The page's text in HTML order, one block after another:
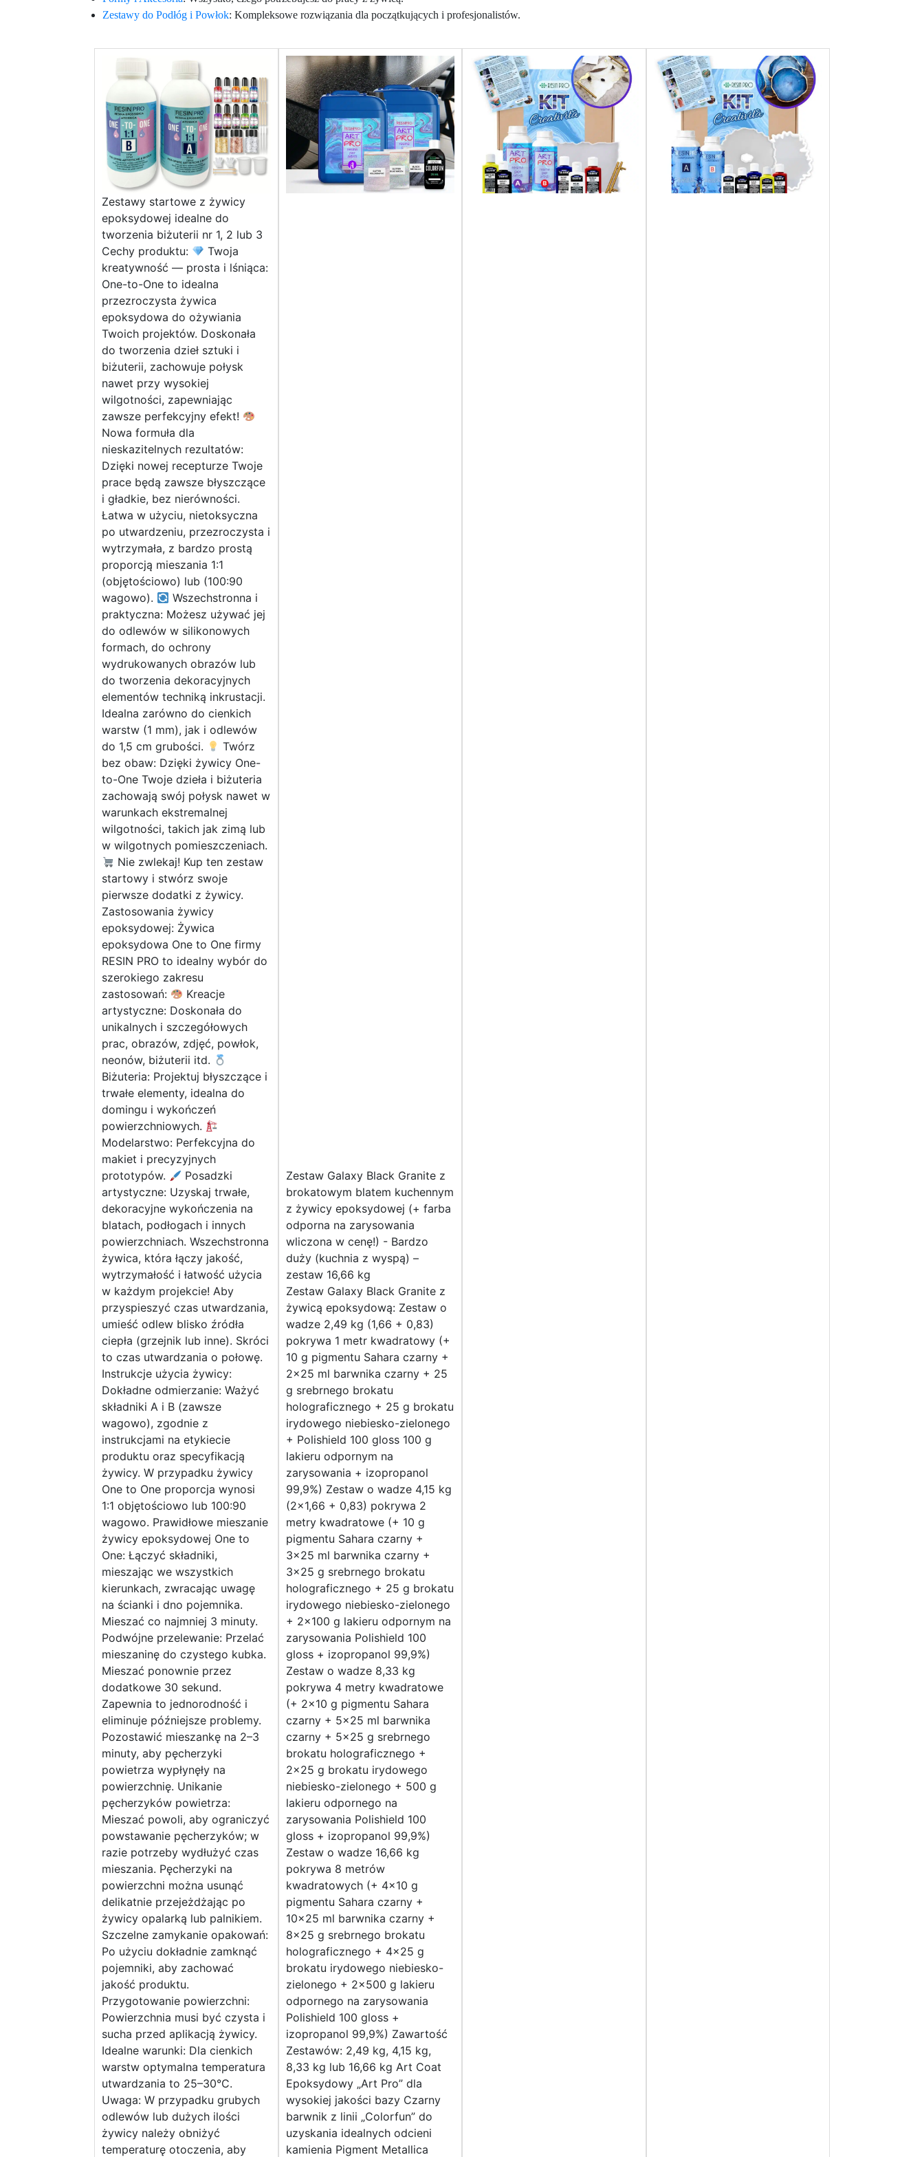
Zestawy do Podłóg i Powłok: Kompleksowe rozwiązania dla początkujących i profesjonalistów.
Zestawy startowe z żywicy
epoksydowej idealne do
tworzenia biżuterii nr 1, 2 lub 3
Cechy produktu:
Twoja
kreatywność — prosta i lśniąca:
One-to-One to idealna
przezroczysta żywica
epoksydowa do ożywiania
Twoich projektów. Doskonała
do tworzenia dzieł sztuki i
biżuterii, zachowuje połysk
nawet przy wysokiej
wilgotności, zapewniając
zawsze perfekcyjny efekt!
Nowa formuła dla
nieskazitelnych rezultatów:
Dzięki nowej recepturze Twoje
prace będą zawsze błyszczące
i gładkie, bez nierówności.
Łatwa w użyciu, nietoksyczna
po utwardzeniu, przezroczysta i
wytrzymała, z bardzo prostą
proporcją mieszania 1:1
(objętościowo) lub (100:90
wagowo).
Wszechstronna i
praktyczna: Możesz używać jej
do odlewów w silikonowych
formach, do ochrony
wydrukowanych obrazów lub
do tworzenia dekoracyjnych
elementów techniką inkrustacji.
Idealna zarówno do cienkich
warstw (1 mm), jak i odlewów
do 1,5 cm grubości.
Twórz
bez obaw: Dzięki żywicy One-
to-One Twoje dzieła i biżuteria
zachowają swój połysk nawet w
warunkach ekstremalnej
wilgotności, takich jak zimą lub
w wilgotnych pomieszczeniach.
Nie zwlekaj! Kup ten zestaw
startowy i stwórz swoje
pierwsze dodatki z żywicy.
Zastosowania żywicy
epoksydowej: Żywica
epoksydowa One to One firmy
RESIN PRO to idealny wybór do
szerokiego zakresu
zastosowań:
Kreacje
artystyczne: Doskonała do
unikalnych i szczegółowych
prac, obrazów, zdjęć, powłok,
neonów, biżuterii itd.
Biżuteria: Projektuj błyszczące i
trwałe elementy, idealna do
domingu i wykończeń
powierzchniowych.
Modelarstwo: Perfekcyjna do
makiet i precyzyjnych
prototypów.
Posadzki
artystyczne: Uzyskaj trwałe,
dekoracyjne wykończenia na
blatach, podłogach i innych
powierzchniach. Wszechstronna
żywica, która łączy jakość,
wytrzymałość i łatwość użycia
w każdym projekcie! Aby
przyspieszyć czas utwardzania,
umieść odlew blisko źródła
ciepła (grzejnik lub inne). Skróci
to czas utwardzania o połowę.
Instrukcje użycia żywicy:
Dokładne odmierzanie: Ważyć
składniki A i B (zawsze
wagowo), zgodnie z
instrukcjami na etykiecie
produktu oraz specyfikacją
żywicy. W przypadku żywicy
One to One proporcja wynosi
1:1 objętościowo lub 100:90
wagowo. Prawidłowe mieszanie
żywicy epoksydowej One to
One: Łączyć składniki,
mieszając we wszystkich
kierunkach, zwracając uwagę
na ścianki i dno pojemnika.
Mieszać co najmniej 3 minuty.
Podwójne przelewanie: Przelać
mieszaninę do czystego kubka.
Mieszać ponownie przez
dodatkowe 30 sekund.
Zapewnia to jednorodność i
eliminuje późniejsze problemy.
Pozostawić mieszankę na 2–3
minuty, aby pęcherzyki
powietrza wypłynęły na
powierzchnię. Unikanie
pęcherzyków powietrza:
Mieszać powoli, aby ograniczyć
powstawanie pęcherzyków; w
razie potrzeby wydłużyć czas
mieszania. Pęcherzyki na
powierzchni można usunąć
delikatnie przejeżdżając po
żywicy opalarką lub palnikiem.
Szczelne zamykanie opakowań:
Po użyciu dokładnie zamknąć
pojemniki, aby zachować
jakość produktu.
Przygotowanie powierzchni:
Powierzchnia musi być czysta i
sucha przed aplikacją żywicy.
Idealne warunki: Dla cienkich
warstw optymalna temperatura
utwardzania to 25–30°C.
Uwaga: W przypadku grubych
odlewów lub dużych ilości
żywicy należy obniżyć
temperaturę otoczenia, aby
Zestaw Galaxy Black Granite z
brokatowym blatem kuchennym
z żywicy epoksydowej (+ farba
odporna na zarysowania
wliczona w cenę!) - Bardzo
duży (kuchnia z wyspą) –
zestaw 16,66 kg
Zestaw Galaxy Black Granite z
żywicą epoksydową: Zestaw o
wadze 2,49 kg (1,66 + 0,83)
pokrywa 1 metr kwadratowy (+
10 g pigmentu Sahara czarny +
2×25 ml barwnika czarny + 25
g srebrnego brokatu
holograficznego + 25 g brokatu
irydowego niebiesko-zielonego
+ Polishield 100 gloss 100 g
lakieru odpornym na
zarysowania + izopropanol
99,9%) Zestaw o wadze 4,15 kg
(2×1,66 + 0,83) pokrywa 2
metry kwadratowe (+ 10 g
pigmentu Sahara czarny +
3×25 ml barwnika czarny +
3×25 g srebrnego brokatu
holograficznego + 25 g brokatu
irydowego niebiesko-zielonego
+ 2×100 g lakieru odpornym na
zarysowania Polishield 100
gloss + izopropanol 99,9%)
Zestaw o wadze 8,33 kg
pokrywa 4 metry kwadratowe
(+ 2×10 g pigmentu Sahara
czarny + 5×25 ml barwnika
czarny + 5×25 g srebrnego
brokatu holograficznego +
2×25 g brokatu irydowego
niebiesko-zielonego + 500 g
lakieru odpornego na
zarysowania Polishield 100
gloss + izopropanol 99,9%)
Zestaw o wadze 16,66 kg
pokrywa 8 metrów
kwadratowych (+ 4×10 g
pigmentu Sahara czarny +
10×25 ml barwnika czarny +
8×25 g srebrnego brokatu
holograficznego + 4×25 g
brokatu irydowego niebiesko-
zielonego + 2×500 g lakieru
odpornego na zarysowania
Polishield 100 gloss +
izopropanol 99,9%) Zawartość
Zestawów: 2,49 kg, 4,15 kg,
8,33 kg lub 16,66 kg Art Coat
Epoksydowy „Art Pro” dla
wysokiej jakości bazy Czarny
barwnik z linii „Colorfun” do
uzyskania idealnych odcieni
kamienia Pigment Metallica